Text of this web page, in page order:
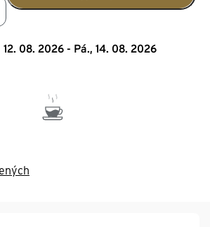
12. 08. 2026 - Pá., 14. 08. 2026